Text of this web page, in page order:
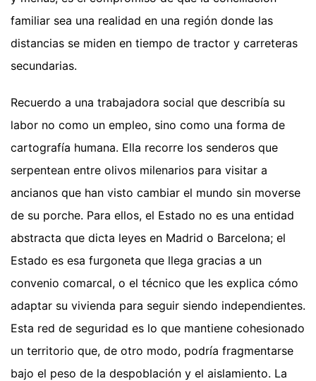
familiar sea una realidad en una región donde las
distancias se miden en tiempo de tractor y carreteras
secundarias.
Recuerdo a una trabajadora social que describía su
labor no como un empleo, sino como una forma de
cartografía humana. Ella recorre los senderos que
serpentean entre olivos milenarios para visitar a
ancianos que han visto cambiar el mundo sin moverse
de su porche. Para ellos, el Estado no es una entidad
abstracta que dicta leyes en Madrid o Barcelona; el
Estado es esa furgoneta que llega gracias a un
convenio comarcal, o el técnico que les explica cómo
adaptar su vivienda para seguir siendo independientes.
Esta red de seguridad es lo que mantiene cohesionado
un territorio que, de otro modo, podría fragmentarse
bajo el peso de la despoblación y el aislamiento. La